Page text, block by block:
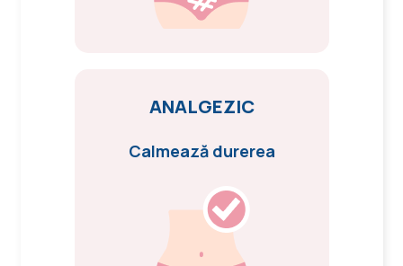
ANALGEZIC
Calmează durerea